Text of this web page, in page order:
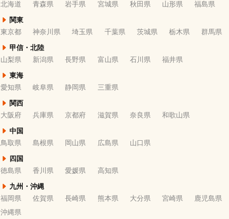
北海道
青森県 岩手県 宮城県 秋田県 山形県 福島県
関東
東京都
神奈川県 埼玉県 千葉県 茨城県 栃木県 群馬県
甲信・北陸
山梨県
新潟県 長野県 富山県 石川県 福井県
東海
愛知県
岐阜県 静岡県 三重県
関西
大阪府
兵庫県 京都府 滋賀県 奈良県 和歌山県
中国
鳥取県
島根県 岡山県 広島県 山口県
四国
徳島県
香川県 愛媛県 高知県
九州・沖縄
福岡県
佐賀県 長崎県 熊本県 大分県 宮崎県
鹿児島県
沖縄県